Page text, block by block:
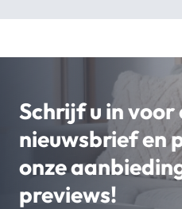
Schrijf u in voor
nieuwsbrief en
onze
previews!